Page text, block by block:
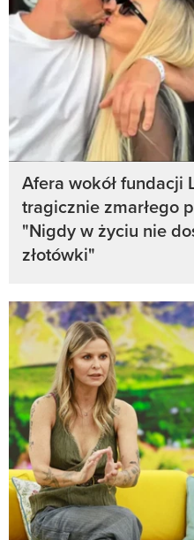
Afera wokół fundacji
tragicznie zmarłego
"Nigdy w życiu nie
złotówki"